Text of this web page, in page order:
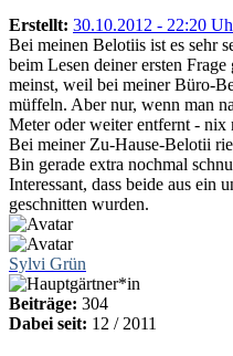
Erstellt: 30.10.2012 - 22:20
Bei meinen Belotiis ist es sehr
beim Lesen deiner ersten
meinst, weil bei meiner Büro-
müffeln. Aber nur, wenn man
Meter oder weiter entfernt - nix
Bei meiner Zu-Hause-Belotii
Bin gerade extra nochmal
Interessant, dass beide aus ein
geschnitten wurden.
Sylvi Grün
Beiträge: 304
Dabei seit: 12 / 2011